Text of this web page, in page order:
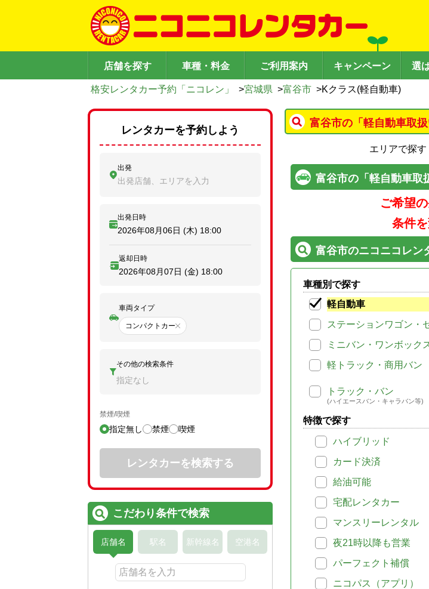
店舗を探す 車種・料金 ご利用案内 キャンペーン 選
格安レンタカー予約「ニコレン」 >宮城県 >富谷市 >Kクラス(軽自動車)
富谷市の「軽自動車取
エリアで探す
富谷市の「軽自動車取
ご希望
条件
富谷市のニコニコレン
車種別で探す
軽自動車
ステーションワゴン・
ミニバン・ワンボック
軽トラック・商用バン
トラック・バン
(ハイエースバン・キャラバン等)
特徴で探す
ハイブリッド
カード決済
給油可能
宅配レンタカー
マンスリーレンタル
夜21時以降も営業
パーフェクト補償
ニコパス（アプリ）
レンタカーを予約しよう
出発
出発店舗、エリアを入力
出発日時
2026年08月06日 (木) 18:00
返却日時
2026年08月07日 (金) 18:00
車両タイプ
コンパクトカー
その他の検索条件
指定なし
禁煙/喫煙
指定無し 禁煙 喫煙
レンタカーを検索する
こだわり条件で検索
店舗名 駅名 新幹線名 空港名